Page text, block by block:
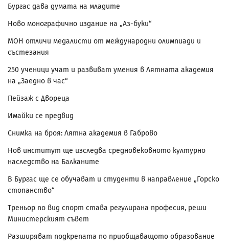
Бургас дава думата на младите
Ново монографично издание на „Аз-буки“
МОН отличи медалисти от международни олимпиади и
състезания
250 ученици учат и развиват умения в Лятната академия
на „Заедно в час“
Пейзаж с Двореца
Имайки се предвид
Снимка на броя: Лятна академия в Габрово
Нов институт ще изследва средновековното културно
наследство на Балканите
В Бургас ще се обучават и студенти в направление „Горско
стопанство“
Треньор по вид спорт става регулирана професия, реши
Министерският съвет
Разширяват подкрепата по приобщаващото образование